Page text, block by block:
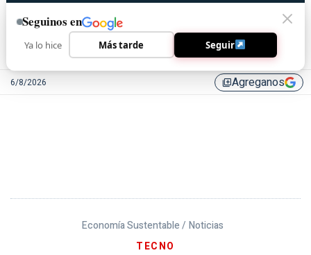
6/8/2026 library_addAgreganos
Economía Sustentable / Noticias
TECNO
Seguinos en
Ya lo hice Más tarde Seguir